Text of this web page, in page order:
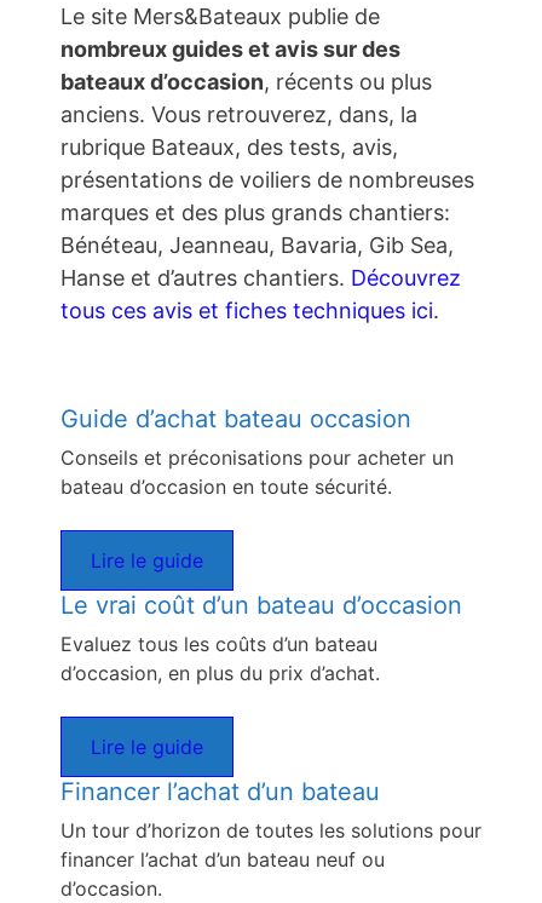
Le site Mers&Bateaux publie de
nombreux guides et avis sur des
bateaux d’occasion, récents ou plus
anciens. Vous retrouverez, dans, la
rubrique Bateaux, des tests, avis,
présentations de voiliers de nombreuses
marques et des plus grands chantiers:
Bénéteau, Jeanneau, Bavaria, Gib Sea,
Hanse et d’autres chantiers. Découvrez
tous ces avis et fiches techniques ici.
Guide d’achat bateau occasion
Conseils et préconisations pour acheter un
bateau d’occasion en toute sécurité.
Lire le guide
Le vrai coût d’un bateau d’occasion
Evaluez tous les coûts d’un bateau
d’occasion, en plus du prix d’achat.
Lire le guide
Financer l’achat d’un bateau
Un tour d’horizon de toutes les solutions pour
financer l’achat d’un bateau neuf ou
d’occasion.